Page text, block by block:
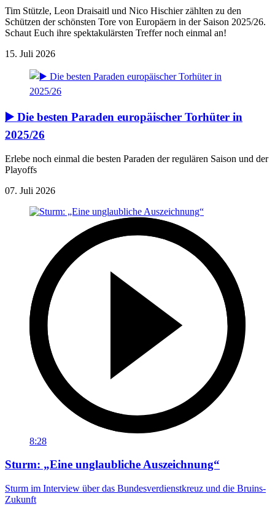
Tim Stützle, Leon Draisaitl und Nico Hischier zählten zu den
Schützen der schönsten Tore von Europäern in der Saison 2025/26.
Schaut Euch ihre spektakulärsten Treffer noch einmal an!
15. Juli 2026
▶️ Die besten Paraden europäischer Torhüter in
2025/26
Erlebe noch einmal die besten Paraden der regulären Saison und der
Playoffs
07. Juli 2026
8:28
Sturm: „Eine unglaubliche Auszeichnung“
Sturm im Interview über das Bundesverdienstkreuz und die Bruins-
Zukunft